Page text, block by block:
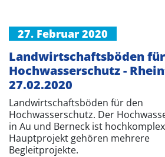
27. Februar 2020
Landwirtschaftsböden
Hochwasserschutz -
27.02.2020
Landwirtschaftsböden für den
Hochwasserschutz. Der
in Au und Berneck ist
Hauptprojekt gehören mehrere
Begleitprojekte.